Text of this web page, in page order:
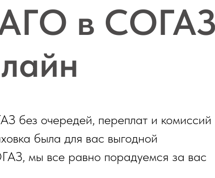
в СОГАЗ
без очередей, переплат и комиссий
была для вас выгодной
мы все равно порадуемся за вас